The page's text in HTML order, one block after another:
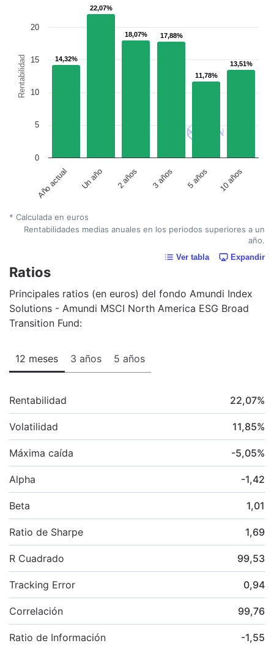
Rentabilidad 14,32%
14,32%
22,07%
22,07%
18,07%
18,07% 17,88%
17,88%
11,78%
11,78%
13,51%
13,51%
Año actual Un año 2 años 3 años 5 años 10 años
0
5
10
15
20
* Calculada en euros
Rentabilidades medias anuales en los periodos superiores a un
año.
Ver tabla Expandir
Ratios
Principales ratios (en euros) del fondo Amundi Index
Solutions - Amundi MSCI North America ESG Broad
Transition Fund:
12 meses 3 años 5 años
Rentabilidad 22,07%
Volatilidad 11,85%
Máxima caída -5,05%
Alpha -1,42
Beta 1,01
Ratio de Sharpe 1,69
R Cuadrado 99,53
Tracking Error 0,94
Correlación 99,76
Ratio de Información -1,55